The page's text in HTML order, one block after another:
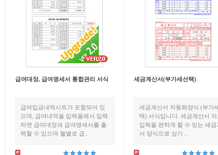
급여대장, 급여명세서 통합관리 서식
급여입금내역시트가 포함되어 있
으며, 급여내역을 입력폼에서 입력
하면 급여대장과 급여명세서를 출
력할 수 있으며 월별로 급..
세금계산서(부가세선택)
세금계산서 자동화양식 (부가
택) 서식입니다. 세금계산서
입력을 편하게 할 수 있는 세금
서 양식으로 상기 ..